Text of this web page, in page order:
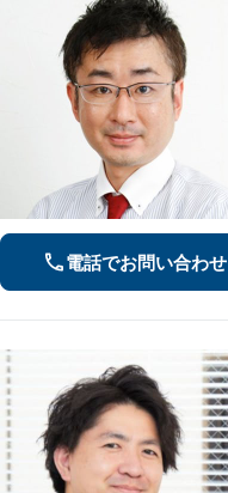
電話でお問い合わせ